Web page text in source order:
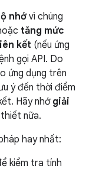
nhớ vì chúng
tăng mức
kết (nếu ứng
gọi API. Do
ứng dụng trên
ý đến thời điểm
Hãy nhớ giải
nữa.
hay nhất:
kiểm tra tính